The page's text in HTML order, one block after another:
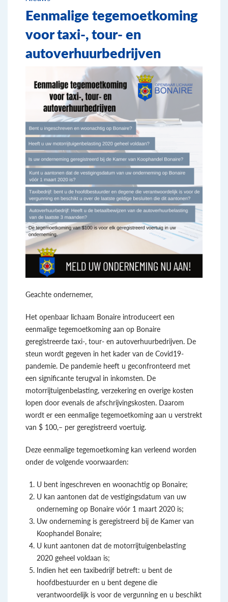
Eenmalige tegemoetkoming
voor taxi-, tour- en
autoverhuurbedrijven
Geachte ondernemer,
Het openbaar lichaam Bonaire introduceert een
eenmalige tegemoetkoming aan op Bonaire
geregistreerde taxi-, tour- en autoverhuurbedrijven. De
steun wordt gegeven in het kader van de Covid19-
pandemie. De pandemie heeft u geconfronteerd met
een significante terugval in inkomsten. De
motorrijtuigenbelasting, verzekering en overige kosten
lopen door evenals de afschrijvingskosten. Daarom
wordt er een eenmalige tegemoetkoming aan u verstrekt
van $ 100,– per geregistreerd voertuig.
Deze eenmalige tegemoetkoming kan verleend worden
onder de volgende voorwaarden:
U bent ingeschreven en woonachtig op Bonaire;
U kan aantonen dat de vestigingsdatum van uw
onderneming op Bonaire vóór 1 maart 2020 is;
Uw onderneming is geregistreerd bij de Kamer van
Koophandel Bonaire;
U kunt aantonen dat de motorrijtuigenbelasting
2020 geheel voldaan is;
Indien het een taxibedrijf betreft: u bent de
hoofdbestuurder en u bent degene die
verantwoordelijk is voor de vergunning en u beschikt